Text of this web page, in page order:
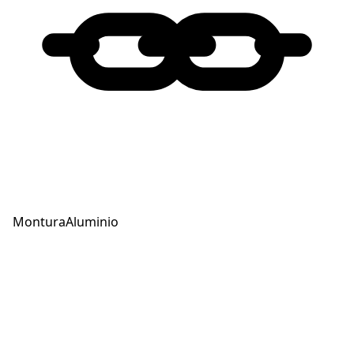
MonturaAluminio